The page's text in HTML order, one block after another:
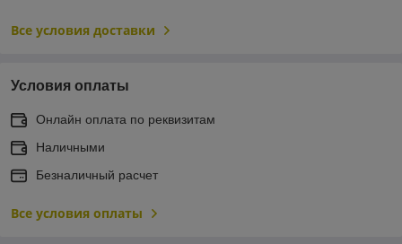
Все условия доставки
Условия оплаты
Онлайн оплата по реквизитам
Наличными
Безналичный расчет
Все условия оплаты